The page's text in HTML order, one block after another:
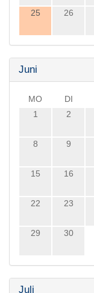
25 26
Juni
MO DI
1
2
8 9
15 16
22 23
29 30
Juli